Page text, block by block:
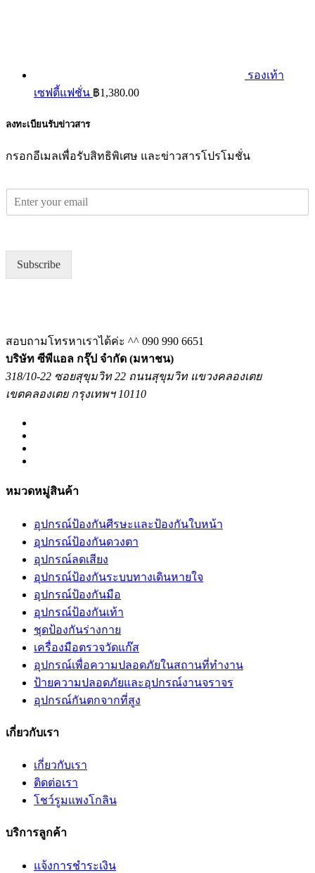
รองเท้า
เซฟตี้แฟชั่น ฿1,380.00
ลงทะเบียนรับข่าวสาร
กรอกอีเมลเพื่อรับสิทธิพิเศษ และข่าวสารโปรโมชั่น
m
l
Subscribe
สอบถามโทรหาเราได้ค่ะ ^^ 090 990 6651
บริษัท ซีพีแอล กรุ๊ป จำกัด (มหาชน)
318/10-22 ซอยสุขุมวิท 22 ถนนสุขุมวิท แขวงคลองเตย
เขตคลองเตย กรุงเทพฯ 10110
หมวดหมู่สินค้า
อุปกรณ์ป้องกันศีรษะและป้องกันใบหน้า
อุปกรณ์ป้องกันดวงตา
อุปกรณ์ลดเสียง
อุปกรณ์ป้องกันระบบทางเดินหายใจ
อุปกรณ์ป้องกันมือ
อุปกรณ์ป้องกันเท้า
ชุดป้องกันร่างกาย
เครื่องมือตรวจวัดแก๊ส
อุปกรณ์เพื่อความปลอดภัยในสถานที่ทำงาน
ป้ายความปลอดภัยและอุปกรณ์งานจราจร
อุปกรณ์กันตกจากที่สูง
เกี่ยวกับเรา
เกี่ยวกับเรา
ติดต่อเรา
โชว์รูมแพงโกลิน
บริการลูกค้า
แจ้งการชำระเงิน